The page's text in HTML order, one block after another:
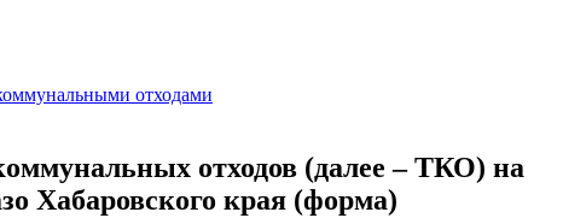
отходами
отходов (далее – ТКО) на
Хабаровского края (форма)